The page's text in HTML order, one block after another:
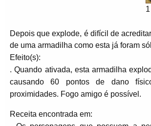
1
Depois que explode, é difícil de
de uma armadilha como esta já foram
Efeito(s):
. Quando ativada, esta armadilha
causando 60 pontos de dano
proximidades. Fogo amigo é possível.
Receita encontrada em: